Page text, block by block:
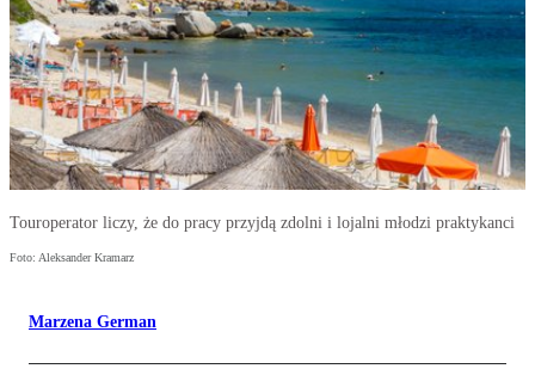
Touroperator liczy, że do pracy przyjdą zdolni i lojalni młodzi praktykanci
Foto: Aleksander Kramarz
Marzena German